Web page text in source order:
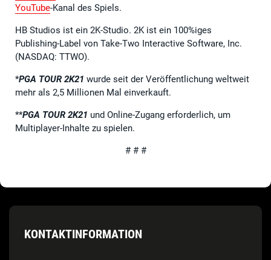
YouTube-Kanal des Spiels.
HB Studios ist ein 2K-Studio. 2K ist ein 100%iges
Publishing-Label von Take-Two Interactive Software, Inc.
(NASDAQ: TTWO).
*PGA TOUR 2K21 wurde seit der Veröffentlichung weltweit
mehr als 2,5 Millionen Mal einverkauft.
**PGA TOUR 2K21 und Online-Zugang erforderlich, um
Multiplayer-Inhalte zu spielen.
# # #
KONTAKTINFORMATION